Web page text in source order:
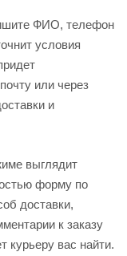
ФИО, телефон
условия
или через
и
выглядит
форму по
доставки,
к заказу
курьеру вас найти.